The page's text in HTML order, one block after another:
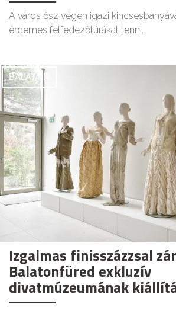
A város ősz végén igazi
érdemes felfedezőtúrákat tenni.
BALATON
Izgalmas finisszázzsal
Balatonfüred exkluzív
divatmúzeumának